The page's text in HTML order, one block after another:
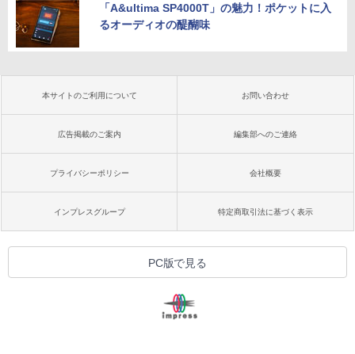
「A&ultima SP4000T」の魅力！ポケットに入
るオーディオの醍醐味
本サイトのご利用について お問い合わせ
広告掲載のご案内 編集部へのご連絡
プライバシーポリシー 会社概要
インプレスグループ 特定商取引法に基づく表示
PC版で見る